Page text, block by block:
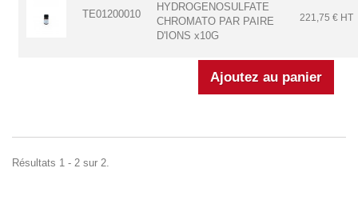
TE01200010
HYDROGENOSULFATE
CHROMATO PAR PAIRE
D'IONS x10G
221,75 € HT
Résultats 1 - 2 sur 2.